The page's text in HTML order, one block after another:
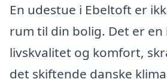
En udestue i Ebeltoft er
rum til din bolig. Det er
livskvalitet og komfort,
det skiftende danske